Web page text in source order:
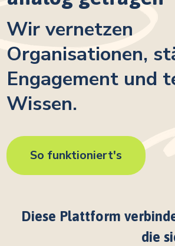
Wir vernetzen
Organisationen,
Engagement und
Wissen.
So funktioniert's
Diese Plattform
die